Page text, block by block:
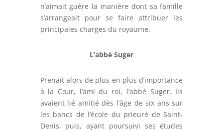
n’aimait guère la manière dont sa famille
s’arrangeait pour se faire attribuer les
principales charges du royaume.
L’abbé Suger
Prenait alors de plus en plus d’importance
à la Cour, l’ami du roi, l’abbé Suger. Ils
avaient lié amitié dès l’âge de six ans sur
les bancs de l’école du prieuré de Saint-
Denis, puis, ayant poursuivi ses études